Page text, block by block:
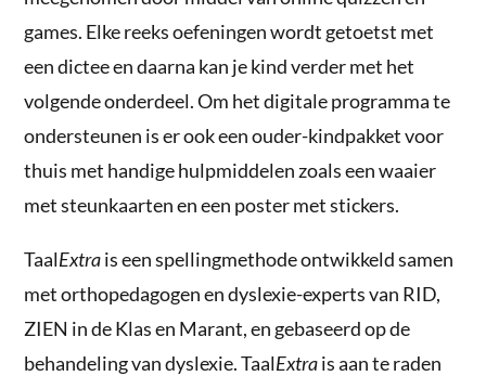
games. Elke reeks oefeningen wordt getoetst met
een dictee en daarna kan je kind verder met het
volgende onderdeel. Om het digitale programma te
ondersteunen is er ook een ouder-kindpakket voor
thuis met handige hulpmiddelen zoals een waaier
met steunkaarten en een poster met stickers.
TaalExtrais een spellingmethode ontwikkeld samen
met orthopedagogen en dyslexie-experts van RID,
ZIEN in de Klas en Marant, en gebaseerd op de
behandeling van dyslexie.TaalExtrais aan te raden